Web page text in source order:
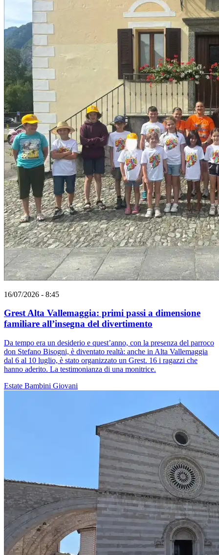
16/07/2026 - 8:45
Grest Alta Vallemaggia: primi passi a dimensione
familiare all’insegna del divertimento
Da tempo era un desiderio e quest’anno, con la presenza del parroco
don Stefano Bisogni, è diventato realtà: anche in Alta Vallemaggia
dal 6 al 10 luglio, è stato organizzato un Grest. 16 i ragazzi che
hanno aderito. La testimonianza di una monitrice.
Estate Bambini Giovani